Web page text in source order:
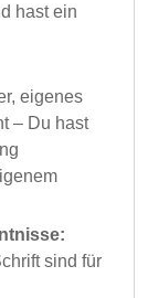
hast ein
eigenes
– Du hast
sind für